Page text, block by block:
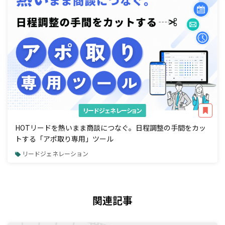
リードジェネレーション
HOTリードを熱いまま商談につなぐ。日程調整の手間をカッ
トする「アポ取り専用」ツール
リードジェネレーション
関連記事